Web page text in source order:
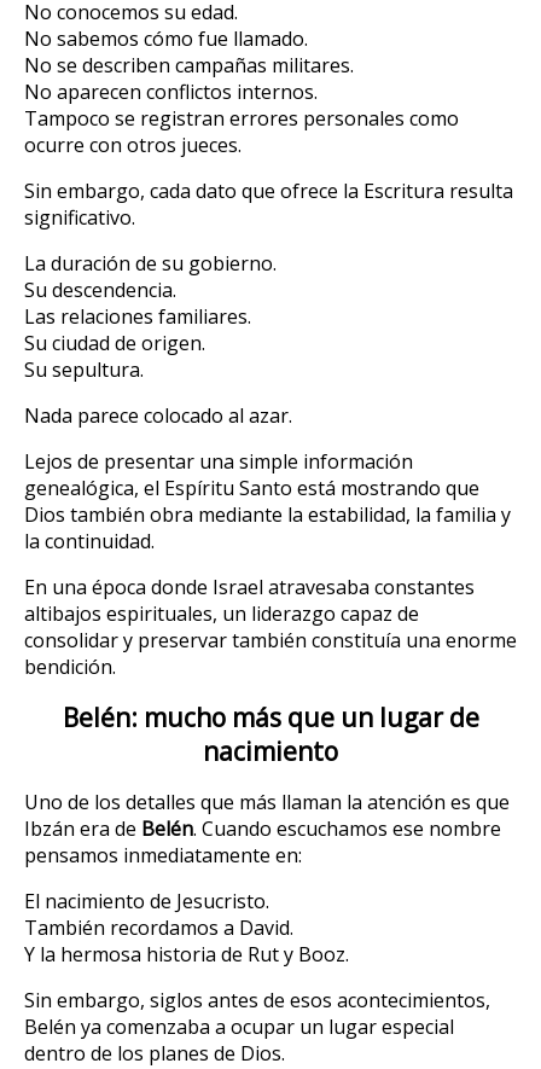
No conocemos su edad.
No sabemos cómo fue llamado.
No se describen campañas militares.
No aparecen conflictos internos.
Tampoco se registran errores personales como
ocurre con otros jueces.
Sin embargo, cada dato que ofrece la Escritura resulta
significativo.
La duración de su gobierno.
Su descendencia.
Las relaciones familiares.
Su ciudad de origen.
Su sepultura.
Nada parece colocado al azar.
Lejos de presentar una simple información
genealógica, el Espíritu Santo está mostrando que
Dios también obra mediante la estabilidad, la familia y
la continuidad.
En una época donde Israel atravesaba constantes
altibajos espirituales, un liderazgo capaz de
consolidar y preservar también constituía una enorme
bendición.
Belén: mucho más que un lugar de
nacimiento
Uno de los detalles que más llaman la atención es que
Ibzán era de Belén. Cuando escuchamos ese nombre
pensamos inmediatamente en:
El nacimiento de Jesucristo.
También recordamos a David.
Y la hermosa historia de Rut y Booz.
Sin embargo, siglos antes de esos acontecimientos,
Belén ya comenzaba a ocupar un lugar especial
dentro de los planes de Dios.